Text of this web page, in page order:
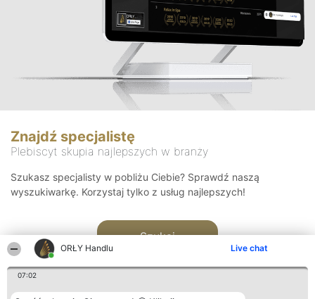
ORŁY Handlu Live chat
07:02
Znajdź specjalistę
Plebiscyt skupia najlepszych w branży
Szukasz specjalisty w pobliżu Ciebie? Sprawdź naszą
wyszukiwarkę. Korzystaj tylko z usług najlepszych!
Szukaj